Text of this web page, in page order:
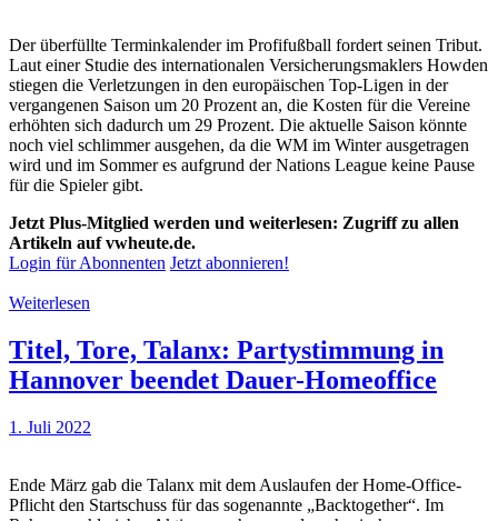
Der überfüllte Terminkalender im Profifußball fordert seinen Tribut.
Laut einer Studie des internationalen Versicherungsmaklers Howden
stiegen die Verletzungen in den europäischen Top-Ligen in der
vergangenen Saison um 20 Prozent an, die Kosten für die Vereine
erhöhten sich dadurch um 29 Prozent. Die aktuelle Saison könnte
noch viel schlimmer ausgehen, da die WM im Winter ausgetragen
wird und im Sommer es aufgrund der Nations League keine Pause
für die Spieler gibt.
Jetzt Plus-Mitglied werden und weiterlesen: Zugriff zu allen
Artikeln auf vwheute.de.
Login für Abonnenten Jetzt abonnieren!
Weiterlesen
Titel, Tore, Talanx: Partystimmung in
Hannover beendet Dauer-Homeoffice
1. Juli 2022
Ende März gab die Talanx mit dem Auslaufen der Home-Office-
Pflicht den Startschuss für das sogenannte „Backtogether“. Im